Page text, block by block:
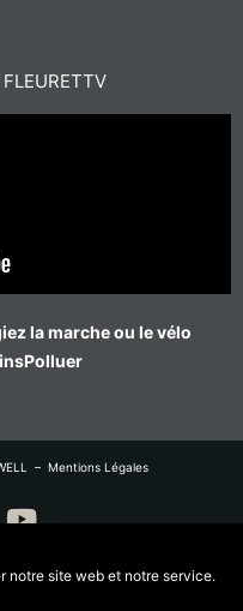
notre site web et notre service.
la marche ou le vélo
– Mentions Légales